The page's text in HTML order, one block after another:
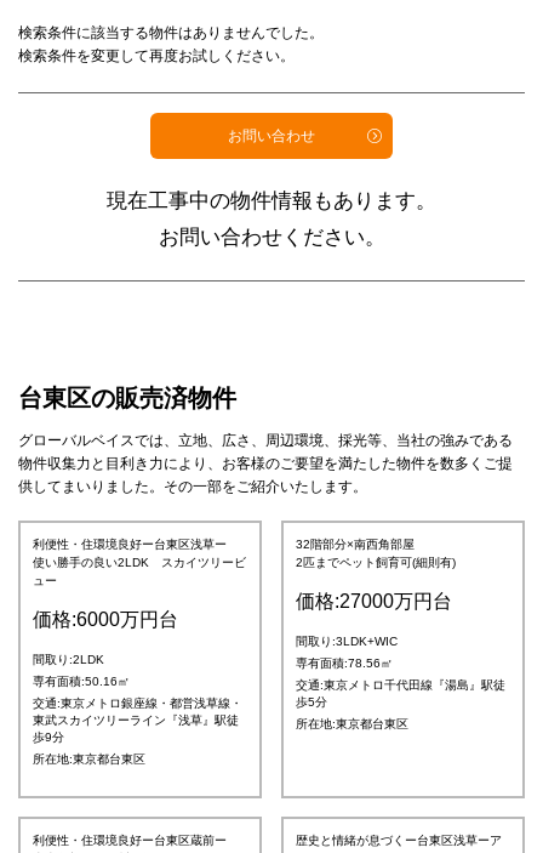
検索条件に該当する物件はありませんでした。
検索条件を変更して再度お試しください。
お問い合わせ
現在工事中の物件情報もあります。
お問い合わせください。
台東区の販売済物件
グローバルベイスでは、立地、広さ、周辺環境、採光等、当社の強みである
物件収集力と目利き力により、お客様のご要望を満たした物件を数多くご提
供してまいりました。その一部をご紹介いたします。
利便性・住環境良好ー台東区浅草ー
使い勝手の良い2LDK スカイツリービ
ュー
価格:6000万円台
間取り:2LDK
専有面積:50.16㎡
交通:東京メトロ銀座線・都営浅草線・
東武スカイツリーライン『浅草』駅徒
歩9分
所在地:東京都台東区
32階部分×南西角部屋
2匹までペット飼育可(細則有)
価格:27000万円台
間取り:3LDK+WIC
専有面積:78.56㎡
交通:東京メトロ千代田線『湯島』駅徒
歩5分
所在地:東京都台東区
利便性・住環境良好ー台東区蔵前ー
歴史と情緒が息づくー台東区浅草ーア